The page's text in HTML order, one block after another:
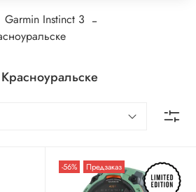
Garmin Instinct 3
-56% Предзаказ